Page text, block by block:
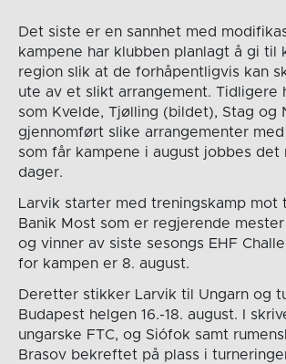
Det siste er en sannhet med
kampene har klubben planlagt å gi til
region slik at de forhåpentligvis kan
ute av et slikt arrangement. Tidligere
som Kvelde, Tjølling (bildet), Stag og
gjennomført slike arrangementer
som får kampene i august jobbes det
dager.
Larvik starter med treningskamp mot
Banik Most som er regjerende
og vinner av siste sesongs EHF
for kampen er 8. august.
Deretter stikker Larvik til Ungarn og
Budapest helgen 16.-18. august. I
ungarske FTC, og Siófok samt
Brasov bekreftet på plass i